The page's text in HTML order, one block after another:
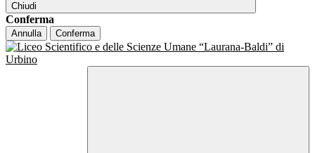
Chiudi
Conferma
Annulla Conferma